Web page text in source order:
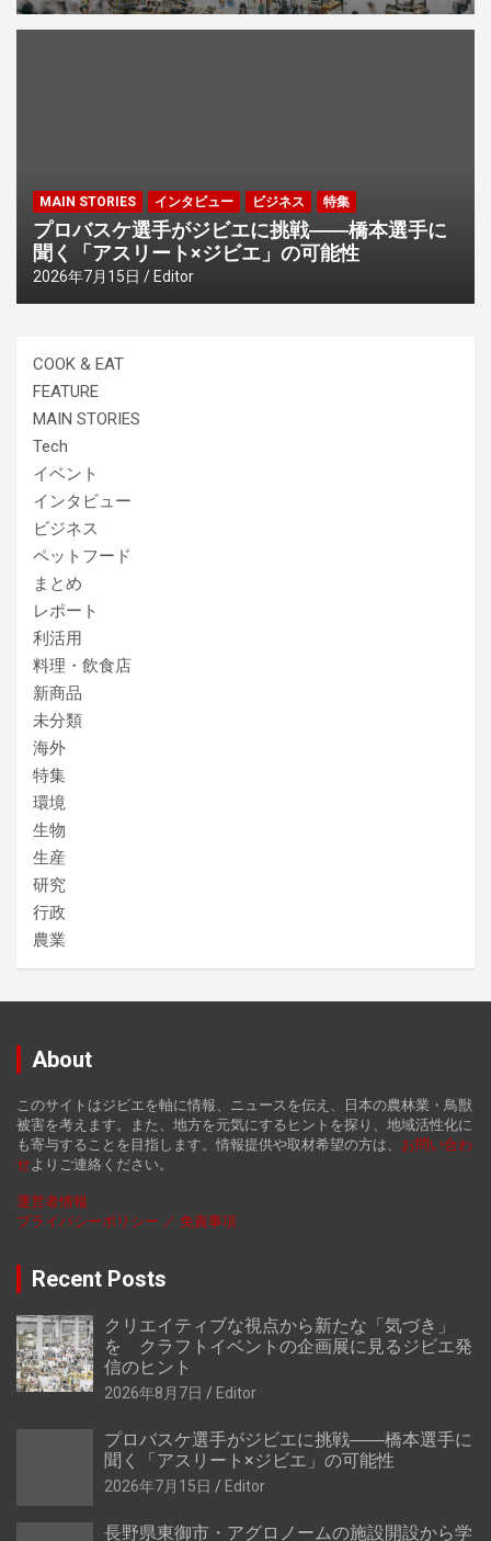
MAIN STORIES インタビュー ビジネス 特集
プロバスケ選手がジビエに挑戦――橋本選手に
聞く「アスリート×ジビエ」の可能性
2026年7月15日 Editor
COOK & EAT
FEATURE
MAIN STORIES
Tech
イベント
インタビュー
ビジネス
ペットフード
まとめ
レポート
利活用
料理・飲食店
新商品
未分類
海外
特集
環境
生物
生産
研究
行政
農業
About
このサイトはジビエを軸に情報、ニュースを伝え、日本の農林業・鳥獣
被害を考えます。また、地方を元気にするヒントを探り、地域活性化に
も寄与することを目指します。情報提供や取材希望の方は、 お問い合わ
せよりご連絡ください。
運営者情報
プライバシーポリシー ／ 免責事項
Recent Posts
クリエイティブな視点から新たな「気づき」
を クラフトイベントの企画展に見るジビエ発
信のヒント
2026年8月7日 Editor
プロバスケ選手がジビエに挑戦――橋本選手に
聞く「アスリート×ジビエ」の可能性
2026年7月15日 Editor
長野県東御市・アグロノームの施設開設から学